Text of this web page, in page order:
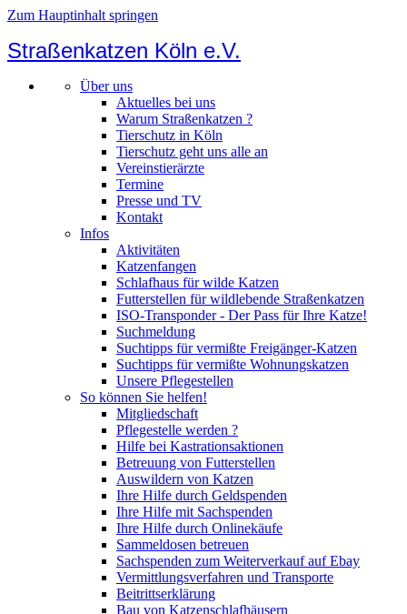
Zum Hauptinhalt springen
Straßenkatzen Köln e.V.
Über uns
Aktuelles bei uns
Warum Straßenkatzen ?
Tierschutz in Köln
Tierschutz geht uns alle an
Vereinstierärzte
Termine
Presse und TV
Kontakt
Infos
Aktivitäten
Katzenfangen
Schlafhaus für wilde Katzen
Futterstellen für wildlebende Straßenkatzen
ISO-Transponder - Der Pass für Ihre Katze!
Suchmeldung
Suchtipps für vermißte Freigänger-Katzen
Suchtipps für vermißte Wohnungskatzen
Unsere Pflegestellen
So können Sie helfen!
Mitgliedschaft
Pflegestelle werden ?
Hilfe bei Kastrationsaktionen
Betreuung von Futterstellen
Auswildern von Katzen
Ihre Hilfe durch Geldspenden
Ihre Hilfe mit Sachspenden
Ihre Hilfe durch Onlinekäufe
Sammeldosen betreuen
Sachspenden zum Weiterverkauf auf Ebay
Vermittlungsverfahren und Transporte
Beitrittserklärung
Bau von Katzenschlafhäusern